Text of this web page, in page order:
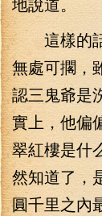
這樣的話
無處可擱，
認三鬼爺是
實上，他偏
翠紅樓是什
然知道了，
圓千里之內